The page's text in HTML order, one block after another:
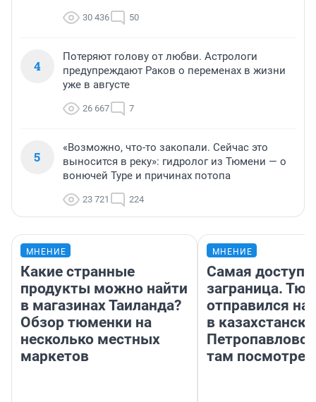
30 436 50
4
Потеряют голову от любви. Астрологи
предупреждают Раков о переменах в жизни
уже в августе
26 667 7
5
«Возможно, что-то закопали. Сейчас это
выносится в реку»: гидролог из Тюмени — о
вонючей Туре и причинах потопа
23 721 224
МНЕНИЕ
Какие странные
продукты можно найти
в магазинах Таиланда?
Обзор тюменки на
несколько местных
маркетов
МНЕНИЕ
Самая
заграница.
отправился
в
там